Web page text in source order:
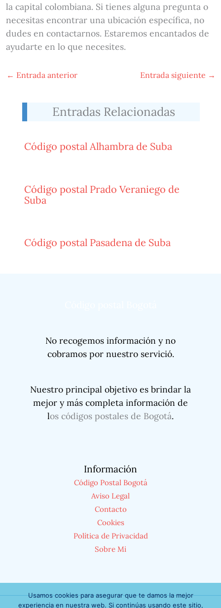
la capital colombiana. Si tienes alguna pregunta o
necesitas encontrar una ubicación específica, no
dudes en contactarnos. Estaremos encantados de
ayudarte en lo que necesites.
← Entrada anterior Entrada siguiente →
Entradas Relacionadas
Código postal Alhambra de Suba
Código postal Prado Veraniego de
Suba
Código postal Pasadena de Suba
No recogemos información y no
cobramos por nuestro servició.
Nuestro principal objetivo es brindar la
mejor y más completa información de
los códigos postales de Bogotá.
Información
Código Postal Bogotá
Aviso Legal
Contacto
Cookies
Política de Privacidad
Sobre Mi
Usamos cookies para asegurar que te damos la mejor
experiencia en nuestra web. Si continúas usando este sitio,